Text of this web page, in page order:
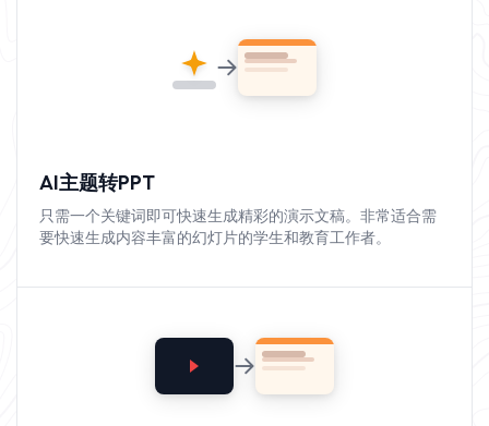
AI主题转PPT
只需一个关键词即可快速生成精彩的演示文稿。非常适合需
要快速生成内容丰富的幻灯片的学生和教育工作者。